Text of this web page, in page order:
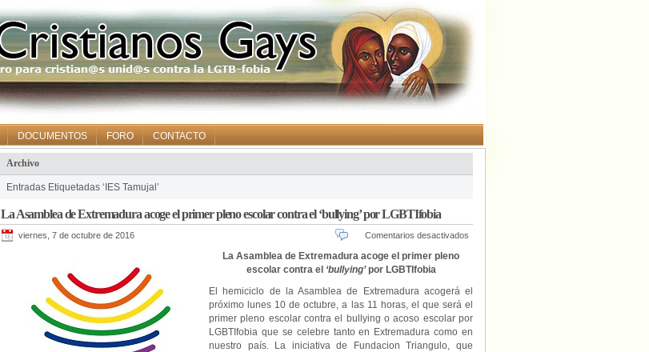
DOCUMENTOS FORO CONTACTO
Archivo
Entradas Etiquetadas ‘IES Tamujal’
La Asamblea de Extremadura acoge el primer pleno escolar contra el ‘bullying’ por LGBTIfobia
viernes, 7 de octubre de 2016 Comentarios desactivados
La Asamblea de Extremadura acoge el primer pleno
escolar contra el ‘bullying’por LGBTIfobia
El hemiciclo de la Asamblea de Extremadura acogerá el
próximo lunes 10 de octubre, a las 11 horas, el que será el
primer pleno escolar contra el bullying o acoso escolar por
LGBTIfobia que se celebre tanto en Extremadura como en
nuestro país. La iniciativa de Fundacion Triangulo, que